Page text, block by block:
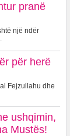
pranë
një ndër
për herë
Fejzullahu dhe
ushqimin,
Mustës!